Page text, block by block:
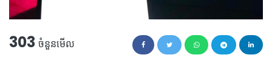
303 ចំនួនមើល